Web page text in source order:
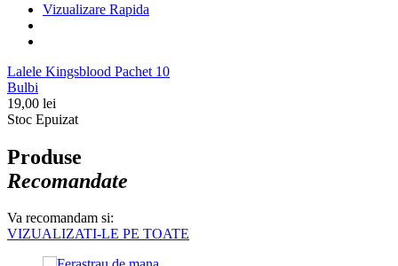
Vizualizare Rapida
Lalele Kingsblood Pachet 10
Bulbi
19,00 lei
Stoc Epuizat
Produse
Recomandate
Va recomandam si:
VIZUALIZATI-LE PE TOATE